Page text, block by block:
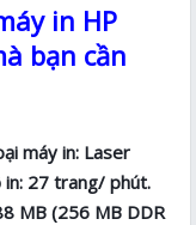
in HP
bạn cần
máy in: Laser
in: 27 trang/ phút.
MB (256 MB DDR